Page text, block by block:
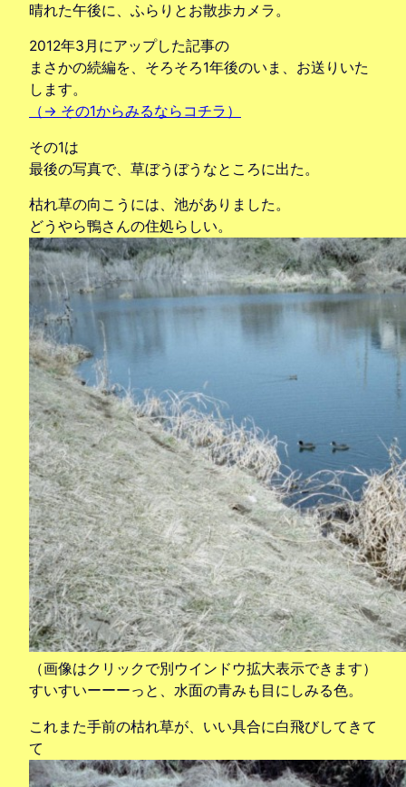
晴れた午後に、ふらりとお散歩カメラ。
2012年3月にアップした記事の
まさかの続編を、そろそろ1年後のいま、お送りいた
します。
（→ その1からみるならコチラ）
その1は
最後の写真で、草ぼうぼうなところに出た。
枯れ草の向こうには、池がありました。
どうやら鴨さんの住処らしい。
（画像はクリックで別ウインドウ拡大表示できます）
すいすいーーーっと、水面の青みも目にしみる色。
これまた手前の枯れ草が、いい具合に白飛びしてきて
て